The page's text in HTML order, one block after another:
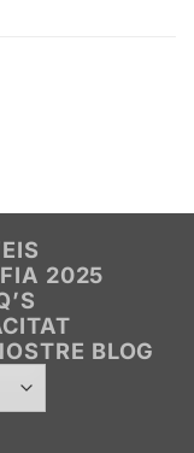
2025
BLOG